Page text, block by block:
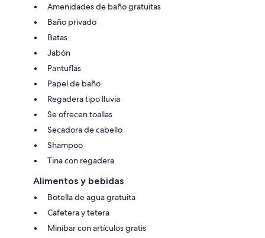
Amenidades de baño gratuitas
Baño privado
Batas
Jabón
Pantuflas
Papel de baño
Regadera tipo lluvia
Se ofrecen toallas
Secadora de cabello
Shampoo
Tina con regadera
Alimentos y bebidas
Botella de agua gratuita
Cafetera y tetera
Minibar con artículos gratis